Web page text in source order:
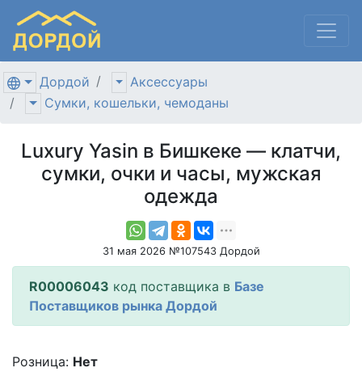
Дордой
Аксессуары
Сумки, кошельки, чемоданы
Luxury Yasin в Бишкеке — клатчи,
сумки, очки и часы, мужская
одежда
31 мая 2026 №107543 Дордой
R00006043 код поставщика в Базе
Поставщиков рынка Дордой
Розница: Нет